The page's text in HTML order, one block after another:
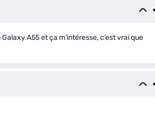
A55 et ça m’intéresse, c’est vrai que